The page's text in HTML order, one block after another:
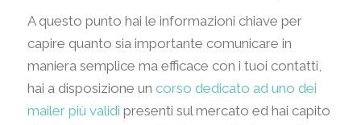
A questo punto hai le informazioni chiave per
capire quanto sia importante comunicare in
maniera semplice ma efficace con i tuoi contatti,
hai a disposizione un corso dedicato ad uno dei
mailer più validi presenti sul mercato ed hai capito